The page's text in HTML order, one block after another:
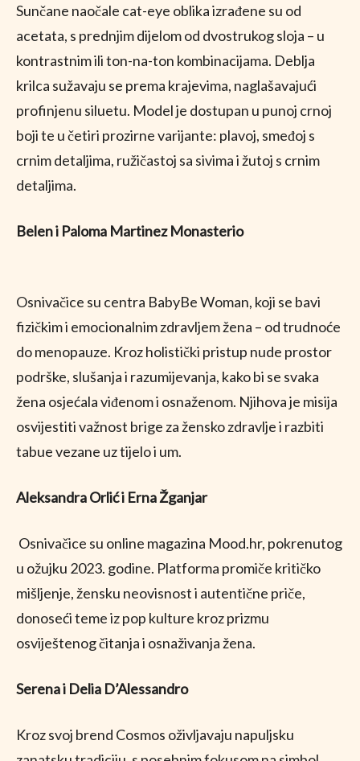
Sunčane naočale cat-eye oblika izrađene su od
acetata, s prednjim dijelom od dvostrukog sloja – u
kontrastnim ili ton-na-ton kombinacijama. Deblja
krilca sužavaju se prema krajevima, naglašavajući
profinjenu siluetu. Model je dostupan u punoj crnoj
boji te u četiri prozirne varijante: plavoj, smeđoj s
crnim detaljima, ružičastoj sa sivima i žutoj s crnim
detaljima.
Belen i Paloma Martinez Monasterio
Osnivačice su centra BabyBe Woman, koji se bavi
fizičkim i emocionalnim zdravljem žena – od trudnoće
do menopauze. Kroz holistički pristup nude prostor
podrške, slušanja i razumijevanja, kako bi se svaka
žena osjećala viđenom i osnaženom. Njihova je misija
osvijestiti važnost brige za žensko zdravlje i razbiti
tabue vezane uz tijelo i um.
Aleksandra Orlić i Erna Žganjar
Osnivačice su online magazina Mood.hr, pokrenutog
u ožujku 2023. godine. Platforma promiče kritičko
mišljenje, žensku neovisnost i autentične priče,
donoseći teme iz pop kulture kroz prizmu
osviještenog čitanja i osnaživanja žena.
Serena i Delia D’Alessandro
Kroz svoj brend Cosmos oživljavaju napuljsku